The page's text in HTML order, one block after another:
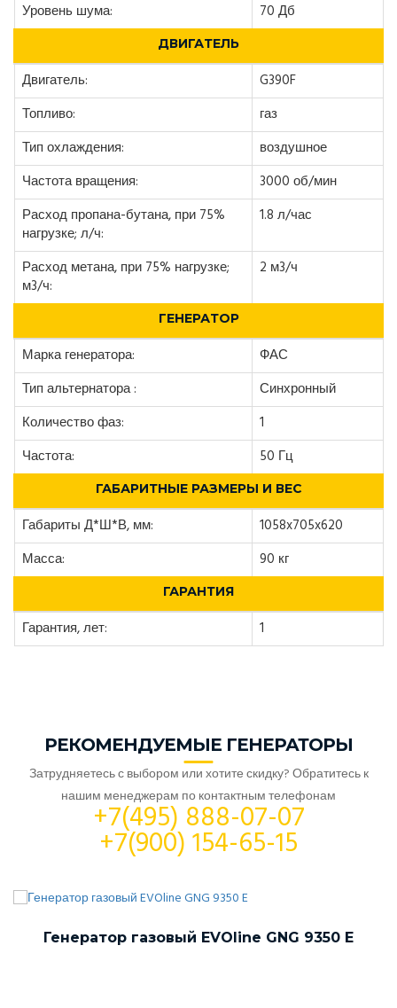
Уровень шума:
70 Дб
ДВИГАТЕЛЬ
Двигатель:
G390F
Топливо:
газ
Тип охлаждения:
воздушное
Частота вращения:
3000 об/мин
Расход пропана-бутана, при 75%
нагрузке; л/ч:
1.8 л/час
Расход метана, при 75% нагрузке;
м3/ч:
2 м3/ч
ГЕНЕРАТОР
Марка генератора:
ФАС
Тип альтернатора :
Синхронный
Количество фаз:
1
Частота:
50 Гц
ГАБАРИТНЫЕ РАЗМЕРЫ И ВЕС
Габариты Д*Ш*В, мм:
1058x705x620
Масса:
90 кг
ГАРАНТИЯ
Гарантия, лет: 1
РЕКОМЕНДУЕМЫЕ ГЕНЕРАТОРЫ
Затрудняетесь с выбором или хотите скидку? Обратитесь к
нашим менеджерам по контактным телефонам
+7(495) 888-07-07
+7(900) 154-65-15
Генератор газовый EVOline GNG 9350 E